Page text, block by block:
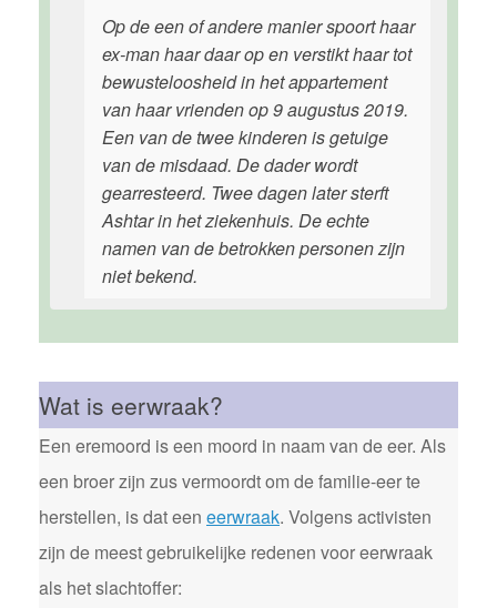
Op de een of andere manier spoort haar
ex-man haar daar op en verstikt haar tot
bewusteloosheid in het appartement
van haar vrienden op 9 augustus 2019.
Een van de twee kinderen is getuige
van de misdaad. De dader wordt
gearresteerd. Twee dagen later sterft
Ashtar in het ziekenhuis. De echte
namen van de betrokken personen zijn
niet bekend.
Wat is eerwraak?
Een eremoord is een moord in naam van de eer. Als
een broer zijn zus vermoordt om de familie-eer te
herstellen, is dat een eerwraak. Volgens activisten
zijn de meest gebruikelijke redenen voor eerwraak
als het slachtoffer: